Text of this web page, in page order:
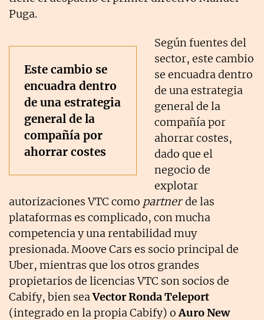
Puga.
Este cambio se
encuadra dentro
de una estrategia
general de la
compañía por
ahorrar costes
Según fuentes del
sector, este cambio
se encuadra dentro
de una estrategia
general de la
compañía por
ahorrar costes,
dado que el
negocio de
explotar
autorizaciones VTC como partnerde las
plataformas es complicado, con mucha
competencia y una rentabilidad muy
presionada. Moove Cars es socio principal de
Uber, mientras que los otros grandes
propietarios de licencias VTC son socios de
Cabify, bien seaVector Ronda Teleport
(integrado en la propia Cabify) oAuro New